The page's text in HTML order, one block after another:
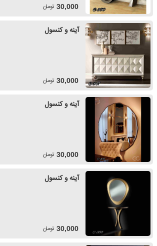
30,000 تومان
آینه و کنسول
30,000 تومان
آینه و کنسول
30,000 تومان
آینه و کنسول
30,000 تومان